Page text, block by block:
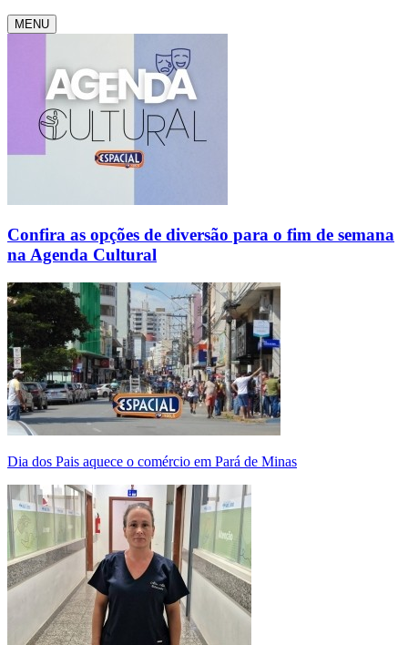
MENU
Confira as opções de diversão para o fim de semana
na Agenda Cultural
Dia dos Pais aquece o comércio em Pará de Minas